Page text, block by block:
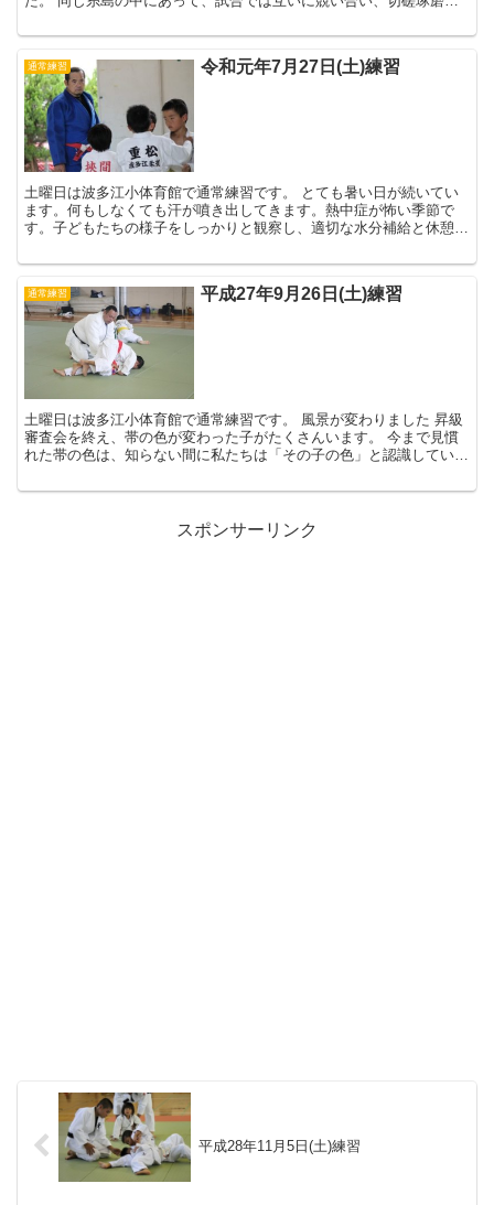
通常練習 令和元年7月27日(土)練習
土曜日は波多江小体育館で通常練習です。 とても暑い日が続いてい
ます。何もしなくても汗が噴き出してきます。熱中症が怖い季節で
す。子どもたちの様子をしっかりと観察し、適切な水分補給と休憩が
通常練習 平成27年9月26日(土)練習
土曜日は波多江小体育館で通常練習です。 風景が変わりました 昇級
審査会を終え、帯の色が変わった子がたくさんいます。 今まで見慣
れた帯の色は、知らない間に私たちは「その子の色」と認識していた
スポンサーリンク
平成28年11月5日(土)練習